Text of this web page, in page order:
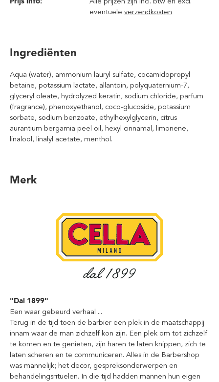
eventueleverzendkosten
Ingrediënten
Aqua (water), ammonium lauryl sulfate, cocamidopropyl
betaine, potassium lactate, allantoin, polyquaternium-7,
glyceryl oleate, hydrolyzed keratin, sodium chloride, parfum
(fragrance), phenoxyethanol, coco-glucoside, potassium
sorbate, sodium benzoate, ethylhexylglycerin, citrus
aurantium bergamia peel oil, hexyl cinnamal, limonene,
linalool, linalyl acetate, menthol.
Merk
"Dal 1899"
Een waar gebeurd verhaal ...
Terug in de tijd toen de barbier een plek in de maatschappij
innam waar de man zichzelf kon zijn. Een plek om tot zichzelf
te komen en te genieten, zijn haren te laten knippen, zich te
laten scheren en te communiceren. Alles in de Barbershop
was mannelijk; het decor, gespreksonderwerpen en
behandelingsrituelen. In die tijd hadden mannen hun eigen